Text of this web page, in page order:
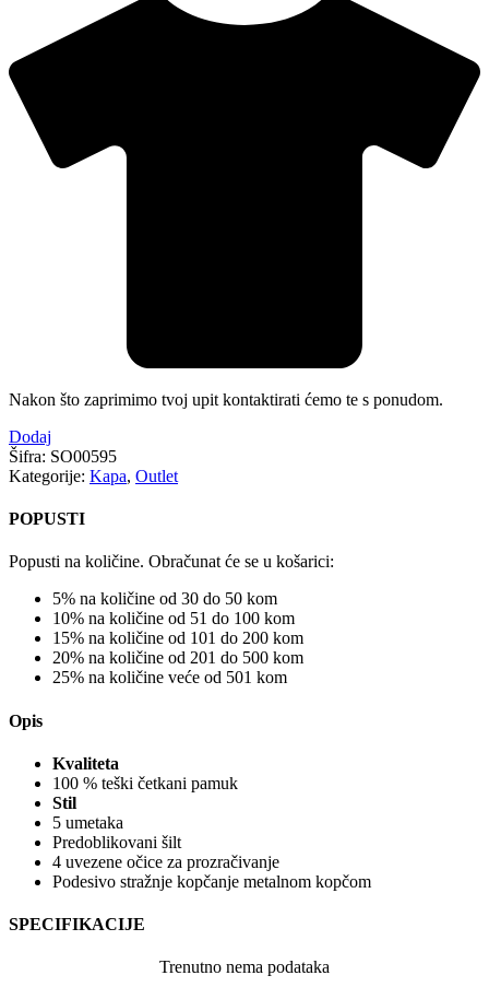
Nakon što zaprimimo tvoj upit kontaktirati ćemo te s ponudom.
Dodaj
Šifra: SO00595
Kategorije: Kapa, Outlet
POPUSTI
Popusti na količine. Obračunat će se u košarici:
5% na količine od 30 do 50 kom
10% na količine od 51 do 100 kom
15% na količine od 101 do 200 kom
20% na količine od 201 do 500 kom
25% na količine veće od 501 kom
Opis
Kvaliteta
100 % teški četkani pamuk
Stil
5 umetaka
Predoblikovani šilt
4 uvezene očice za prozračivanje
Podesivo stražnje kopčanje metalnom kopčom
SPECIFIKACIJE
Trenutno nema podataka